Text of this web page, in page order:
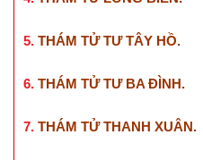
5. THÁM TỬ TƯ TÂY HỒ.
6. THÁM TỬ TƯ BA ĐÌNH.
7. THÁM TỬ THANH XUÂN.